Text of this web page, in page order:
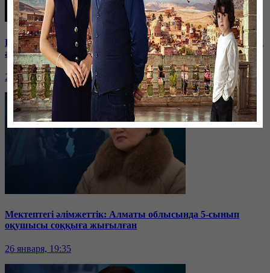
Баспанасын ала алмай жүрген бір топ шымкенттік әкімдік
алдына түнеуге келді
26 января, 19:35
Мектептегі әлімжеттік: Алматы облысында 5-сынып
оқушысы соққыға жығылған
26 января, 19:35